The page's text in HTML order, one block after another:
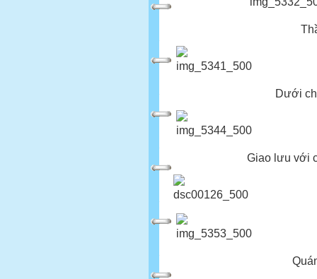
Thầy Hà, thầy
Dưới chân thềm
Giao lưu với các
Quán trà